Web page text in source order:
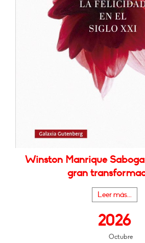
Winston Manrique
gran
Leer más...
2026
Octubre